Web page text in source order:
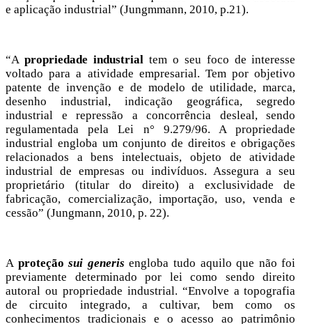
e aplicação industrial” (Jungmmann, 2010, p.21).
“A propriedade industrialtem o seu foco de interesse
voltado para a atividade empresarial. Tem por objetivo
patente de invenção e de modelo de utilidade, marca,
desenho industrial, indicação geográfica, segredo
industrial e repressão a concorrência desleal, sendo
regulamentada pela Lei n° 9.279/96. A propriedade
industrial engloba um conjunto de direitos e obrigações
relacionados a bens intelectuais, objeto de atividade
industrial de empresas ou indivíduos. Assegura a seu
proprietário (titular do direito) a exclusividade de
fabricação, comercialização, importação, uso, venda e
cessão” (Jungmann, 2010, p. 22).
A proteçãosui generis engloba tudo aquilo que não foi
previamente determinado por lei como sendo direito
autoral ou propriedade industrial. “Envolve a topografia
de circuito integrado, a cultivar, bem como os
conhecimentos tradicionais e o acesso ao patrimônio